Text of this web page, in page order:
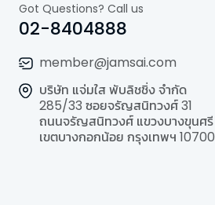
Got Questions? Call us
02-8404888
member@jamsai.com
บริษัท แจ่มใส พับลิชชิ่ง จำกัด
285/33 ซอยจรัญสนิทวงศ์ 31
ถนนจรัญสนิทวงศ์ แขวงบางขุนศรี
เขตบางกอกน้อย กรุงเทพฯ 10700